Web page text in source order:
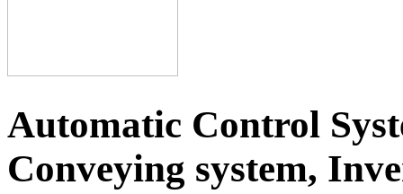
Automatic Control
Conveying system,